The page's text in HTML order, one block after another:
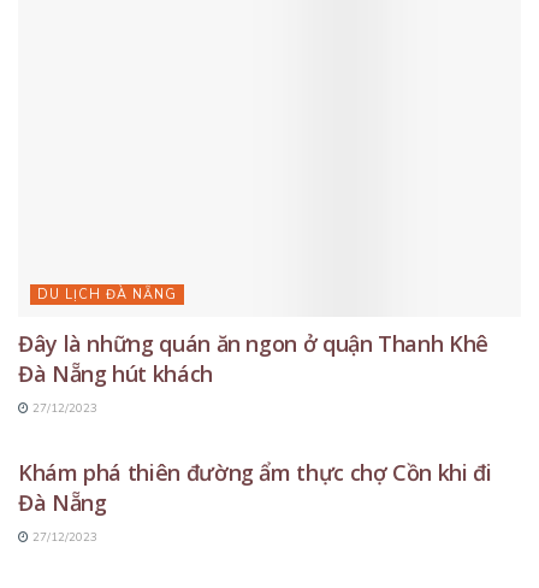
DU LỊCH ĐÀ NẴNG
Đây là những quán ăn ngon ở quận Thanh Khê
Đà Nẵng hút khách
27/12/2023
Khám phá thiên đường ẩm thực chợ Cồn khi đi
Đà Nẵng
27/12/2023